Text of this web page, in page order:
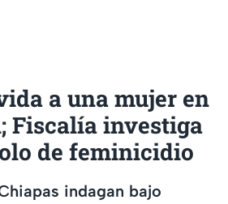
a una mujer en
Fiscalía investiga
de feminicidio
indagan bajo